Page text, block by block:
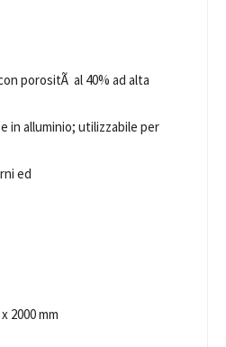
porositÃ al 40% ad alta
in alluminio; utilizzabile per
ed
2000 mm